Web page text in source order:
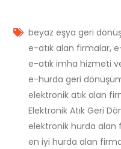
beyaz eşya geri
e-atık alan firmalar,
e-atık imha hizmeti
e-hurda geri
elektronik atık alan
Elektronik Atık Geri
elektronik hurda alan
en iyi hurda alan